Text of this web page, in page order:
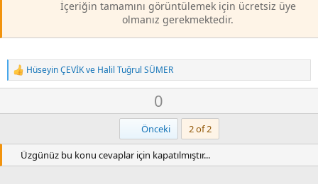
İçeriğin tamamını görüntülemek için ücretsiz üye
olmanız gerekmektedir.
T
e
e
:
Hüseyin ÇEVİKve Halil Tuğrul SÜMER
O
y
l
a
0
o
w
n
v
Önceki 2 of 2
Üzgünüz bu konu cevaplar için kapatılmıştır...